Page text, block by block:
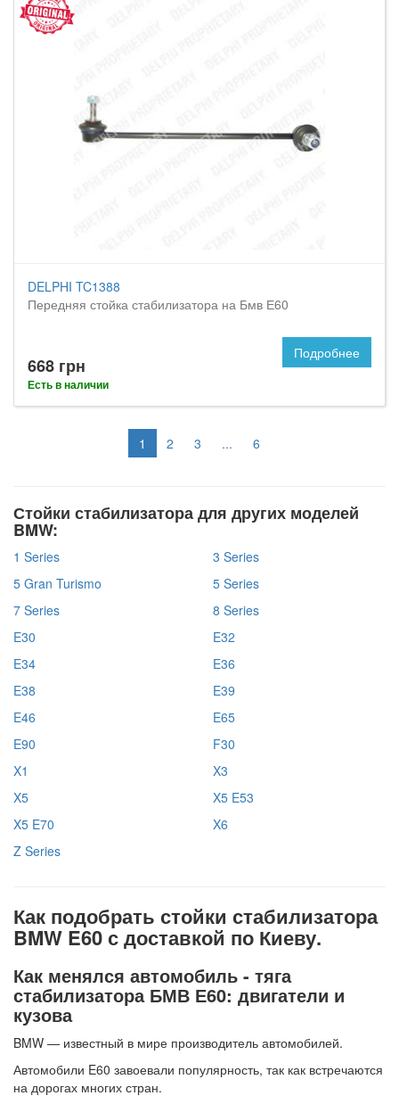
DELPHI TC1388
Передняя стойка стабилизатора на Бмв Е60
668 грн
Есть в наличии
Подробнее
1 2 3 ... 6
Стойки стабилизатора для других моделей
BMW:
1 Series
3 Series
5 Gran Turismo
5 Series
7 Series
8 Series
E30
E32
E34
E36
E38
E39
E46
E65
E90
F30
X1
X3
X5
X5 E53
X5 E70
X6
Z Series
Как подобрать стойки стабилизатора
BMW E60 с доставкой по Киеву.
Как менялся автомобиль - тяга
стабилизатора БМВ Е60: двигатели и
кузова
BMW — известный в мире производитель автомобилей.
Автомобили E60 завоевали популярность, так как встречаются
на дорогах многих стран.